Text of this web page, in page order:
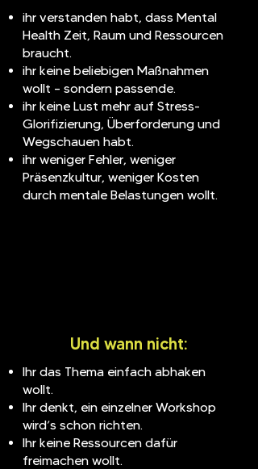
ihr verstanden habt, dass Mental
Health Zeit, Raum und Ressourcen
braucht.
ihr keine beliebigen Maßnahmen
wollt – sondern passende.
ihr keine Lust mehr auf Stress-
Glorifizierung, Überforderung und
Wegschauen habt.
ihr weniger Fehler, weniger
Präsenzkultur, weniger Kosten
durch mentale Belastungen wollt.
Und wann nicht:
Ihr das Thema einfach abhaken
wollt.
Ihr denkt, ein einzelner Workshop
wird’s schon richten.
Ihr keine Ressourcen dafür
freimachen wollt.